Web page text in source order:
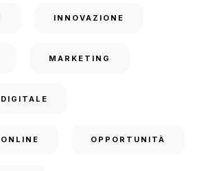
INNOVAZIONE
MARKETING
OPPORTUNITÀ